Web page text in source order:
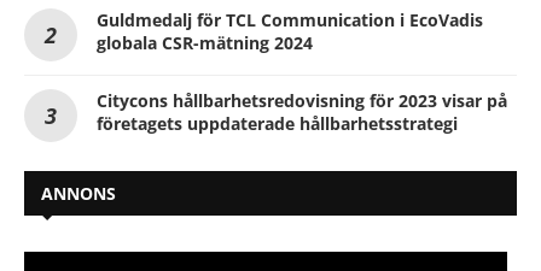
Guldmedalj för TCL Communication i EcoVadis
globala CSR-mätning 2024
Citycons hållbarhetsredovisning för 2023 visar på
företagets uppdaterade hållbarhetsstrategi
ANNONS